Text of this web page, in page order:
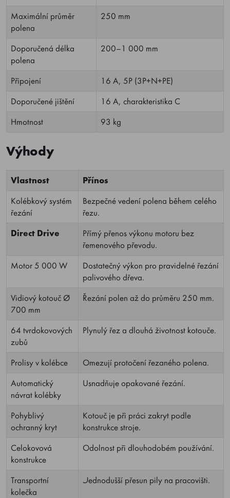
Maximální průměr
polena
250 mm
Doporučená délka
polena
200–1 000 mm
Připojení
16 A, 5P (3P+N+PE)
Doporučené jištění
16 A, charakteristika C
Hmotnost
93 kg
Výhody
Vlastnost
Přínos
Kolébkový systém
řezání
Bezpečné vedení polena během celého
řezu.
Direct Drive
Přímý přenos výkonu motoru bez
řemenového převodu.
Motor 5 000 W
Dostatečný výkon pro pravidelné řezání
palivového dřeva.
Vidiový kotouč Ø
700 mm
Řezání polen až do průměru 250 mm.
64 tvrdokovových
zubů
Plynulý řez a dlouhá životnost kotouče.
Prolisy v kolébce
Omezují protočení řezaného polena.
Automatický
návrat kolébky
Usnadňuje opakované řezání.
Pohyblivý
ochranný kryt
Kotouč je při práci zakryt podle
konstrukce stroje.
Celokovová
konstrukce
Odolnost při dlouhodobém používání.
Transportní
kolečka
Jednodušší přesun pily na pracovišti.